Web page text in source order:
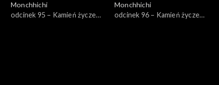
Monchhichi
odcinek 95 – Kamień życzeń,
Monchhichi
odcinek 96 – Kamień życzeń,